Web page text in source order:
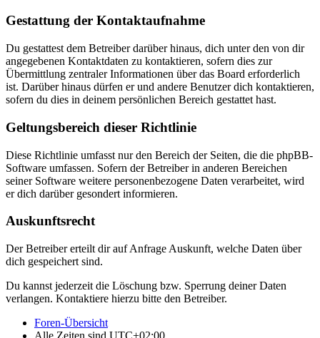
Gestattung der Kontaktaufnahme
Du gestattest dem Betreiber darüber hinaus, dich unter den von dir
angegebenen Kontaktdaten zu kontaktieren, sofern dies zur
Übermittlung zentraler Informationen über das Board erforderlich
ist. Darüber hinaus dürfen er und andere Benutzer dich kontaktieren,
sofern du dies in deinem persönlichen Bereich gestattet hast.
Geltungsbereich dieser Richtlinie
Diese Richtlinie umfasst nur den Bereich der Seiten, die die phpBB-
Software umfassen. Sofern der Betreiber in anderen Bereichen
seiner Software weitere personenbezogene Daten verarbeitet, wird
er dich darüber gesondert informieren.
Auskunftsrecht
Der Betreiber erteilt dir auf Anfrage Auskunft, welche Daten über
dich gespeichert sind.
Du kannst jederzeit die Löschung bzw. Sperrung deiner Daten
verlangen. Kontaktiere hierzu bitte den Betreiber.
Foren-Übersicht
Alle Zeiten sind UTC+02:00